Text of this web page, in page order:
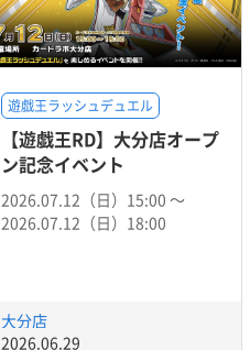
遊戯王ラッシュデュエル
【遊戯王RD】大分店オープ
ン記念イベント
2026.07.12（日）15:00 〜
2026.07.12（日）18:00
大分店
2026.06.29